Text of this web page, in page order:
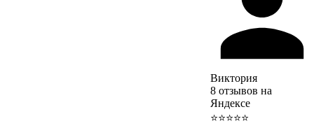
Виктория
8 отзывов на
Яндексе
⭐⭐⭐⭐⭐